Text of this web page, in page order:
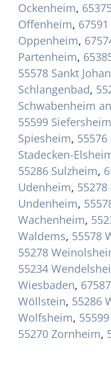
Ockenheim,
Offenheim,
Oppenheim,
Partenheim,
55578 Sankt
Schlangenbad,
Schwabenheim
55599 Siefersheim
Spiesheim,
Stadecken-
55286 Sulzheim,
Udenheim,
Undenheim,
Wachenheim,
Waldems, 55578
55278
55234
Wiesbaden,
Wöllstein, 55286
Wolfsheim,
55270 Zornheim,